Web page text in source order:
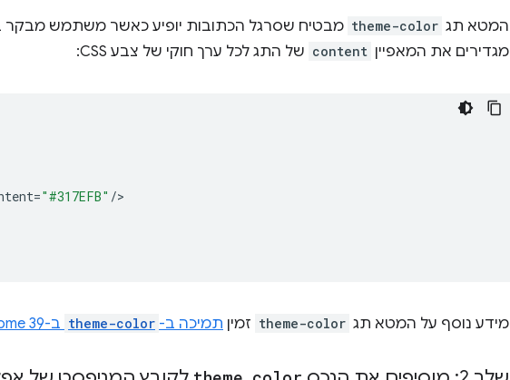
המטא תג theme-color מבטיח שסרגל הכתובות יופיע כאשר משתמש מבקר
מגדירים את המאפיין content של התג לכל ערך חוקי של צבע CSS:
="#317EFB" /
מידע נוסף על המטא תג theme-color זמין תמיכה ב- theme-color ב-Chrome 39 ל-Android